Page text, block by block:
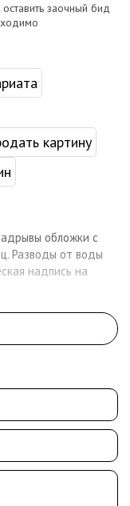
заочный бид
картину
обложки с
Разводы от воды
надпись на